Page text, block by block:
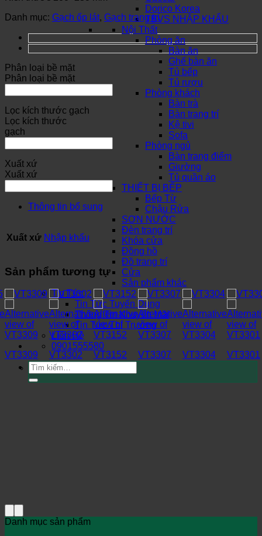
Dorico Korea
TBVS NHẬP KHẨU
Nội Thất
Phòng ăn
Bàn ăn
Ghế bàn ăn
Tủ bếp
Tủ rượu
Phòng khách
Bàn trà
Bàn trang trí
Kệ tivi
Sofa
Phòng ngủ
Bàn trang điểm
Giường
Tủ quần áo
THIẾT BỊ BẾP
Bếp Từ
Chậu Rửa
SƠN NƯỚC
Đèn trang trí
Khóa cửa
Đồng hồ
Đồ trang trí
Cửa
Sản phẩm khác
Tin Tức
Tin Tức Tuyển Dụng
Thông Tin Khuyến Mãi
Tin Tức Thị Trường
Liên Hệ
0901555580
Tìm
kiếm:
Danh mục: Gạch ốp lát, Gạch trang trí
Phân loại bề mặt
Phân loại bề mặt
Lọc kích thước gạch
Lọc kích thước
gạch
Xuất xứ
Xuất xứ
Thông tin bổ sung
Xuất xứ Nhập khẩu
Sản phẩm tương tự
VT3309 VT3302 VT3152 VT3307 VT3304 VT3301
Danh mục sản phẩm